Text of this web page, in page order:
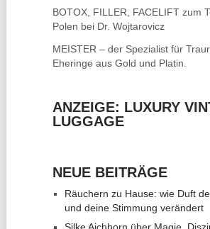
BOTOX, FILLER, FACELIFTzum
Polen bei Dr. Wojtarovicz
MEISTER – der Spezialist für
Eheringe aus Gold und Platin.
ANZEIGE: LUXURY
LUGGAGE
NEUE BEITRÄGE
Räuchern zu Hause: wie Duft
und deine Stimmung verändert